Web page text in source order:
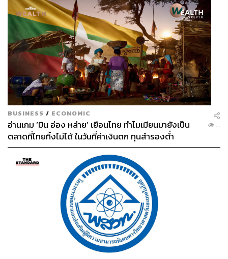
BUSINESS / ECONOMIC
อ่านเกม ‘มิน อ่อง หล่าย’ เยือนไทย ทำไมเมียนมายังเป็น
ตลาดที่ไทยทิ้งไม่ได้ ในวันที่ค่าเงินตก ทุนสำรองต่ำ
...